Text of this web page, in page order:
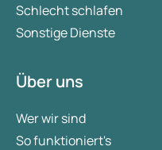
Schlecht schlafen
Sonstige Dienste
Über uns
Wer wir sind
So funktioniert's